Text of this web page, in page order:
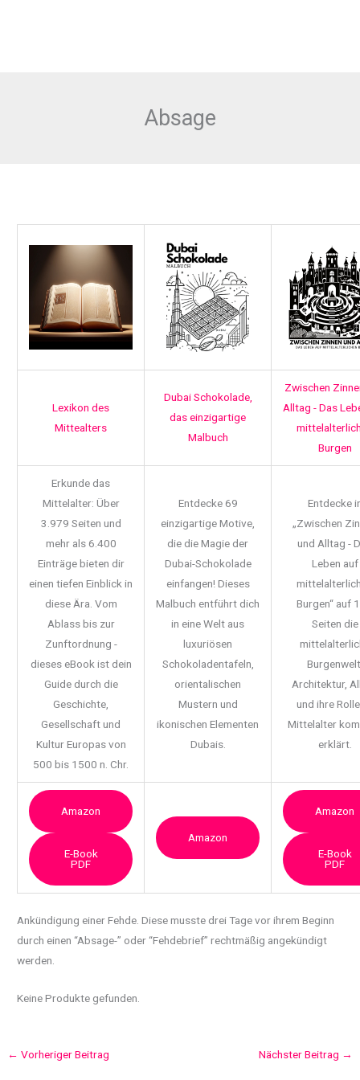
Absage
Lexikon des
Mittealters
Dubai Schokolade,
das einzigartige
Malbuch
Zwischen
Alltag - Das
Burgen
Erkunde das
Mittelalter: Über
3.979 Seiten und
mehr als 6.400
Einträge bieten dir
einen tiefen Einblick in
diese Ära. Vom
Ablass bis zur
Zunftordnung -
dieses eBook ist dein
Guide durch die
Geschichte,
Gesellschaft und
Kultur Europas von
500 bis 1500 n. Chr.
Entdecke 69
einzigartige Motive,
die die Magie der
Dubai-Schokolade
einfangen! Dieses
Malbuch entführt dich
in eine Welt aus
luxuriösen
Schokoladentafeln,
orientalischen
Mustern und
ikonischen Elementen
Dubais.
Entdecke
„Zwischen
und Alltag -
Leben auf
Burgen“ auf
Seiten die
Architektur,
und ihre
Mittelalter
erklärt.
Amazon
E-Book
PDF
Amazon
Amazon
E-Book
PDF
Ankündigung einer Fehde. Diesemusste drei Tage vor ihrem Beginn
durch einen “Absage-” oder “Fehdebrief” rechtmäßig angekündigt
werden.
Keine Produkte gefunden.
← Vorheriger Beitrag Nächster Beitrag →